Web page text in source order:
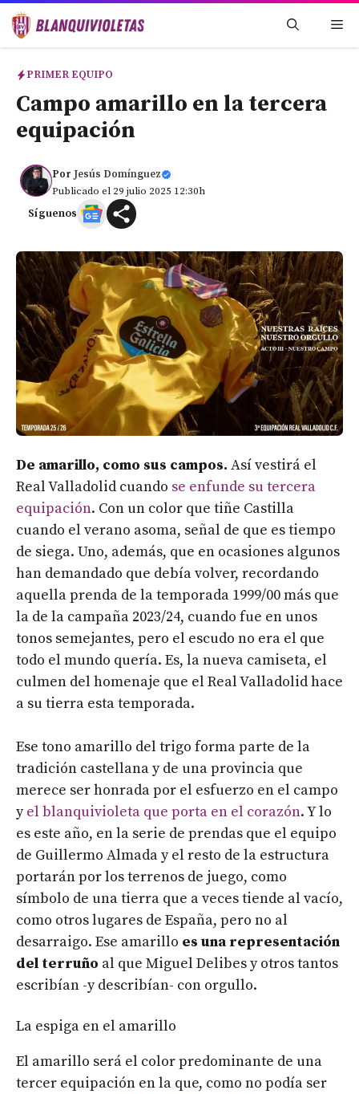
Saltar
PRIMER EQUIPO
Campo amarillo en la tercera
equipación
Por Jesús Domínguez
Publicado el 29 julio 2025 12:30h
Síguenos
De amarillo, como sus campos. Así vestirá el
Real Valladolid cuando se enfunde su tercera
equipación. Con un color que tiñe Castilla
cuando el verano asoma, señal de que es tiempo
de siega. Uno, además, que en ocasiones algunos
han demandado que debía volver, recordando
aquella prenda de la temporada 1999/00 más que
la de la campaña 2023/24, cuando fue en unos
tonos semejantes, pero el escudo no era el que
todo el mundo quería. Es, la nueva camiseta, el
culmen del homenaje que el Real Valladolid hace
a su tierra esta temporada.
Ese tono amarillo del trigo forma parte de la
tradición castellana y de una provincia que
merece ser honrada por el esfuerzo en el campo
yel blanquivioleta que porta en el corazón. Y lo
es este año, en la serie de prendas que el equipo
de Guillermo Almada y el resto de la estructura
portarán por los terrenos de juego, como
símbolo de una tierra que a veces tiende al vacío,
como otros lugares de España, pero no al
desarraigo. Ese amarillo es una representación
del terruño al que Miguel Delibes y otros tantos
escribían -y describían- con orgullo.
La espiga en el amarillo
El amarillo será el color predominante de una
tercer equipación en la que, como no podía ser